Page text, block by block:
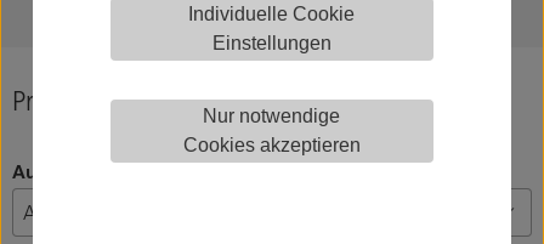
Individuelle Cookie
Einstellungen
Nur notwendige
Cookies akzeptieren
Produkt konfigurieren
Ausführung